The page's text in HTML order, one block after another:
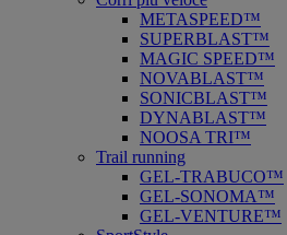
METASPEED™
SUPERBLAST™
MAGIC SPEED™
NOVABLAST™
SONICBLAST™
DYNABLAST™
NOOSA TRI™
Trail running
GEL-TRABUCO™
GEL-SONOMA™
GEL-VENTURE™